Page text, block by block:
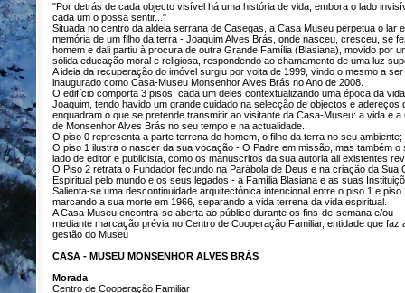
"Por detrás de cada objecto visível há uma história de vida, embora o lado
cada um o possa sentir..."
Situada no centro da aldeia serrana de Casegas, a Casa Museu perpetua o lar
memória de um filho da terra - Joaquim Alves Brás, onde nasceu, cresceu, se
homem e dali partiu à procura de outra Grande Família (Blasiana), movido por
sólida educação moral e religiosa, respondendo ao chamamento de uma luz
A ideia da recuperação do imóvel surgiu por volta de 1999, vindo o mesmo a ser
inaugurado como Casa-Museu Monsenhor Alves Brás no Ano de 2008.
O edifício comporta 3 pisos, cada um deles contextualizando uma época da
Joaquim, tendo havido um grande cuidado na selecção de objectos e adereços
enquadram o que se pretende transmitir ao visitante da Casa-Museu: a vida e a
de Monsenhor Alves Brás no seu tempo e na actualidade.
O piso 0 representa a parte terrena do homem, o filho da terra no seu ambiente;
O piso 1 ilustra o nascer da sua vocação - O Padre em missão, mas também o
lado de editor e publicista, como os manuscritos da sua autoria ali existentes
O Piso 2 retrata o Fundador fecundo na Parábola de Deus e na criação da Sua
Espiritual pelo mundo e os seus legados - a Família Blasiana e as suas
Salienta-se uma descontinuidade arquitectónica intencional entre o piso 1 e piso
marcando a sua morte em 1966, separando a vida terrena da vida espiritual.
A Casa Museu encontra-se aberta ao público durante os fins-de-semana e/ou
mediante marcação prévia no Centro de Cooperação Familiar, entidade que faz
gestão do Museu
CASA - MUSEU MONSENHOR ALVES BRÁS
Morada:
Centro de Cooperação Familiar